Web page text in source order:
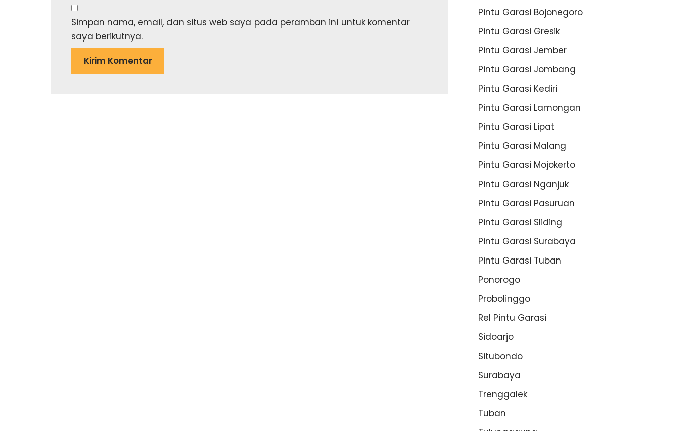
Simpan nama, email, dan situs web saya pada peramban ini untuk komentar
saya berikutnya.
Pintu Garasi Bojonegoro
Pintu Garasi Gresik
Pintu Garasi Jember
Pintu Garasi Jombang
Pintu Garasi Kediri
Pintu Garasi Lamongan
Pintu Garasi Lipat
Pintu Garasi Malang
Pintu Garasi Mojokerto
Pintu Garasi Nganjuk
Pintu Garasi Pasuruan
Pintu Garasi Sliding
Pintu Garasi Surabaya
Pintu Garasi Tuban
Ponorogo
Probolinggo
Rel Pintu Garasi
Sidoarjo
Situbondo
Surabaya
Trenggalek
Tuban